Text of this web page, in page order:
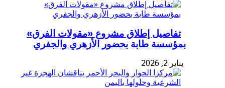
تفاصيل إطلاق مشروع «مقولات الفرق»
بمؤسسة طابة بحضور الأزهري والجفري
يناير 2, 2026